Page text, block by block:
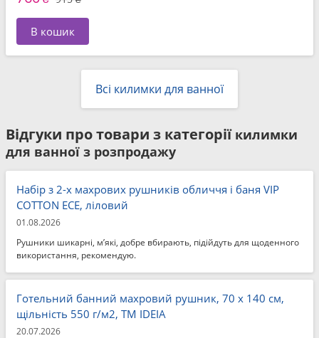
В кошик
Всі килимки для ванної
Відгуки про товари з категорії килимки
для ванної з розпродажу
Набір з 2-х махрових рушників обличчя і баня VIP
COTTON ECE, ліловий
01.08.2026
Рушники шикарні, м’які, добре вбирають, підійдуть для щоденного
використання, рекомендую.
Готельний банний махровий рушник, 70 x 140 см,
щільність 550 г/м2, ТМ IDEIA
20.07.2026